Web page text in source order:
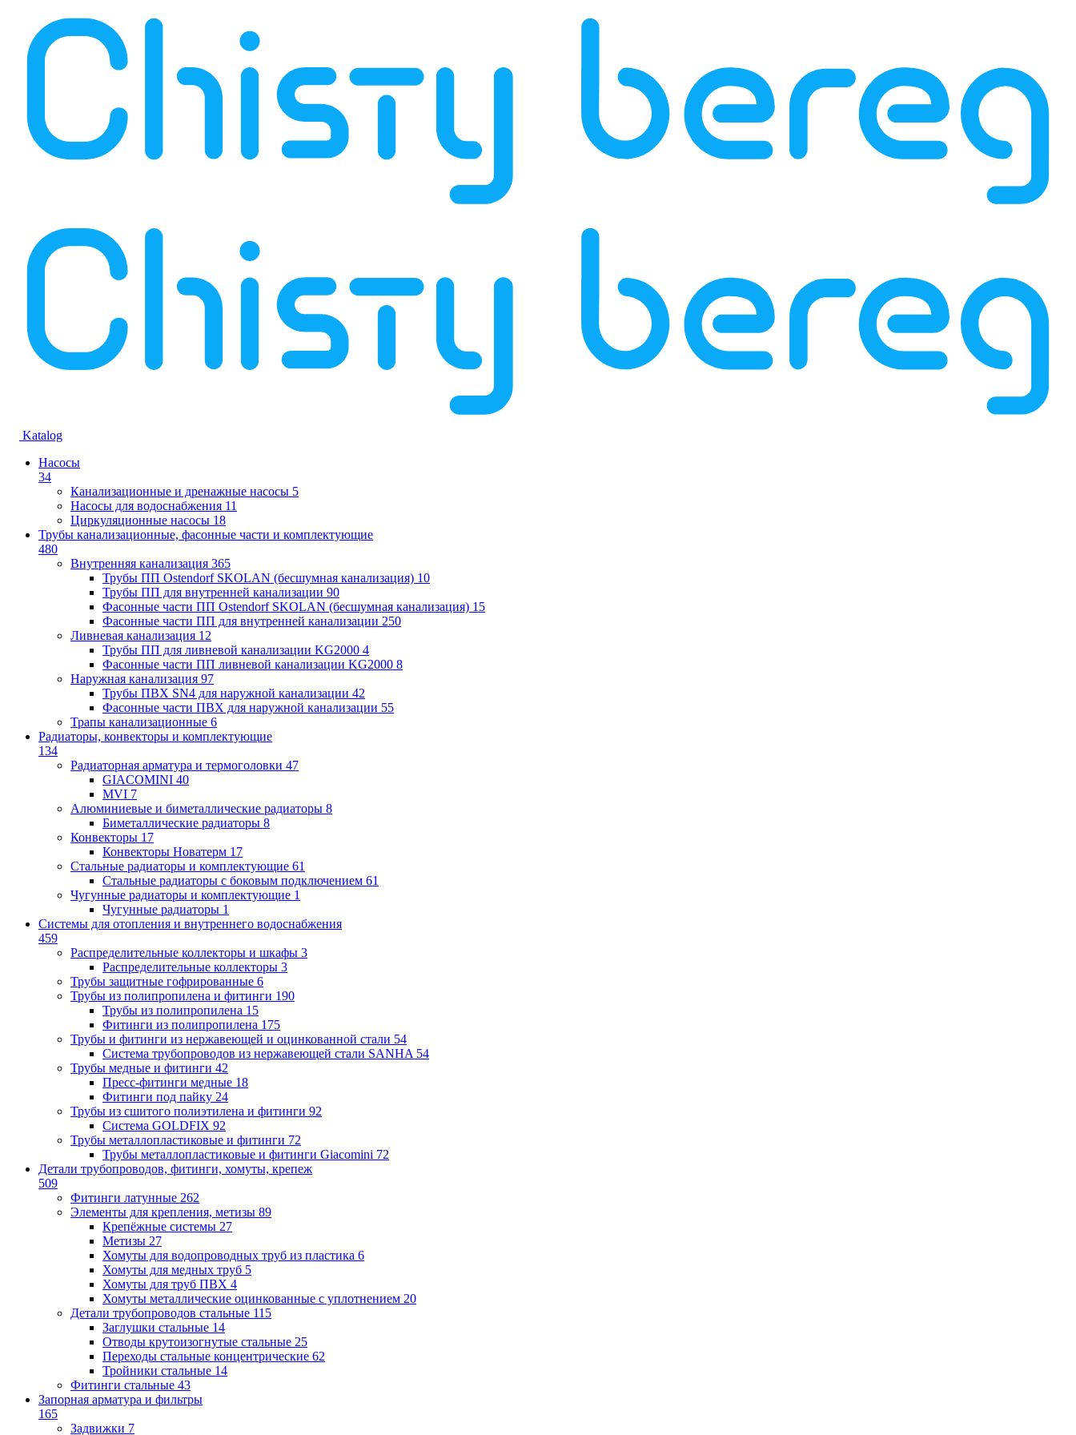
Katalog
Насосы
34
Канализационные и дренажные насосы 5
Насосы для водоснабжения 11
Циркуляционные насосы 18
Трубы канализационные, фасонные части и комплектующие
480
Внутренняя канализация 365
Трубы ПП Ostendorf SKOLAN (бесшумная канализация) 10
Трубы ПП для внутренней канализации 90
Фасонные части ПП Ostendorf SKOLAN (бесшумная канализация) 15
Фасонные части ПП для внутренней канализации 250
Ливневая канализация 12
Трубы ПП для ливневой канализации KG2000 4
Фасонные части ПП ливневой канализации KG2000 8
Наружная канализация 97
Трубы ПВХ SN4 для наружной канализации 42
Фасонные части ПВХ для наружной канализации 55
Трапы канализационные 6
Радиаторы, конвекторы и комплектующие
134
Радиаторная арматура и термоголовки 47
GIACOMINI 40
MVI 7
Алюминиевые и биметаллические радиаторы 8
Биметаллические радиаторы 8
Конвекторы 17
Конвекторы Новатерм 17
Стальные радиаторы и комплектующие 61
Стальные радиаторы с боковым подключением 61
Чугунные радиаторы и комплектующие 1
Чугунные радиаторы 1
Системы для отопления и внутреннего водоснабжения
459
Распределительные коллекторы и шкафы 3
Распределительные коллекторы 3
Трубы защитные гофрированные 6
Трубы из полипропилена и фитинги 190
Трубы из полипропилена 15
Фитинги из полипропилена 175
Трубы и фитинги из нержавеющей и оцинкованной стали 54
Система трубопроводов из нержавеющей стали SANHA 54
Трубы медные и фитинги 42
Пресс-фитинги медные 18
Фитинги под пайку 24
Трубы из сшитого полиэтилена и фитинги 92
Система GOLDFIX 92
Трубы металлопластиковые и фитинги 72
Трубы металлопластиковые и фитинги Giacomini 72
Детали трубопроводов, фитинги, хомуты, крепеж
509
Фитинги латунные 262
Элементы для крепления, метизы 89
Крепёжные системы 27
Метизы 27
Хомуты для водопроводных труб из пластика 6
Хомуты для медных труб 5
Хомуты для труб ПВХ 4
Хомуты металлические оцинкованные с уплотнением 20
Детали трубопроводов стальные 115
Заглушки стальные 14
Отводы крутоизогнутые стальные 25
Переходы стальные концентрические 62
Тройники стальные 14
Фитинги стальные 43
Запорная арматура и фильтры
165
Задвижки 7